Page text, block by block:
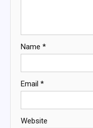
Name *
Email *
Website